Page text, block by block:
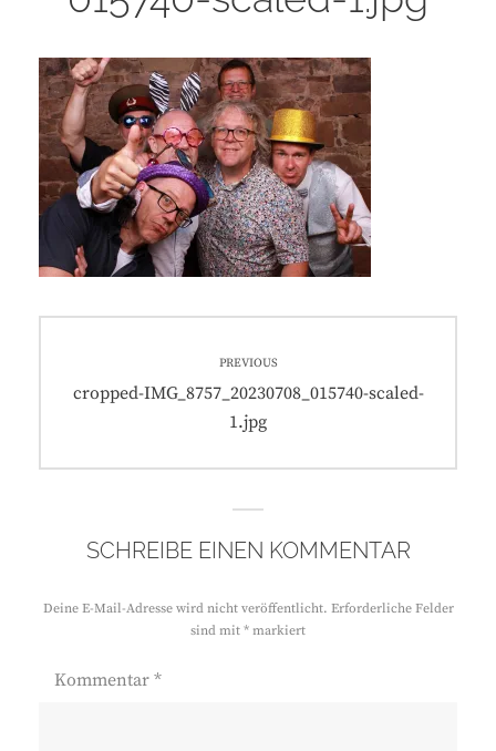
PREVIOUS
Previous
cropped-IMG_8757_20230708_015740-scaled-
1.jpg
SCHREIBE EINEN KOMMENTAR
Deine E-Mail-Adresse wird nicht veröffentlicht. Erforderliche Felder
sind mit * markiert
Kommentar *